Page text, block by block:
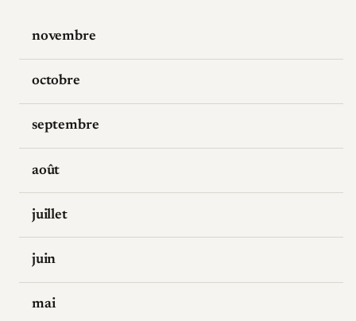
novembre
octobre
septembre
août
juillet
juin
mai